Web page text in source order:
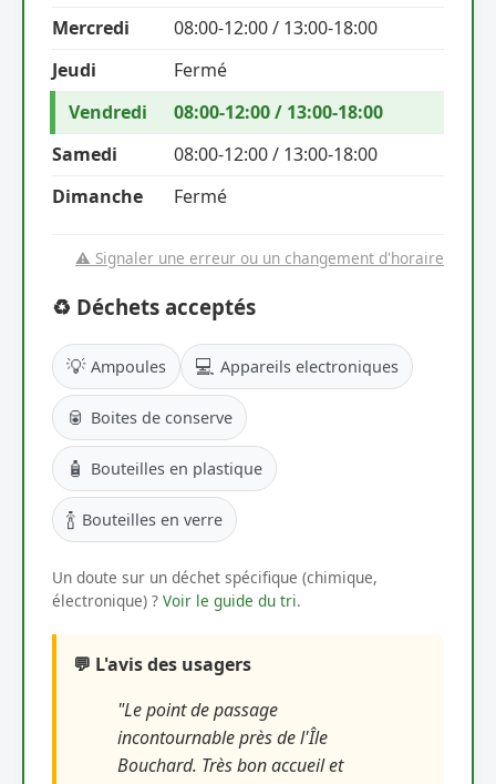
Mercredi
08:00-12:00 / 13:00-18:00
Jeudi
Fermé
Vendredi
08:00-12:00 / 13:00-18:00
Samedi
08:00-12:00 / 13:00-18:00
Dimanche
Fermé
⚠️ Signaler une erreur ou un changement d'horaire
♻️ Déchets acceptés
💡 Ampoules 💻 Appareils electroniques
🥫 Boites de conserve
🧴 Bouteilles en plastique
🍾 Bouteilles en verre
Un doute sur un déchet spécifique (chimique,
électronique) ? Voir le guide du tri.
💬 L'avis des usagers
"Le point de passage
incontournable près de l'Île
Bouchard. Très bon accueil et